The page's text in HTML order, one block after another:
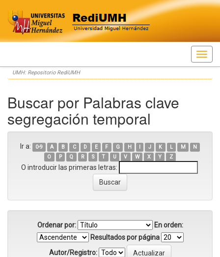
Skip
navigation
UMH: Repositorio RediUMH
Buscar por Palabras clave
segregación temporal
Ir a: 0-9 A B C D E F G H I J K L M
N
O
P Q R S T U V W X Y Z
O introducir las primeras letras:
Ordenar por:
En orden:
Resultados por página
Autor/Registro: